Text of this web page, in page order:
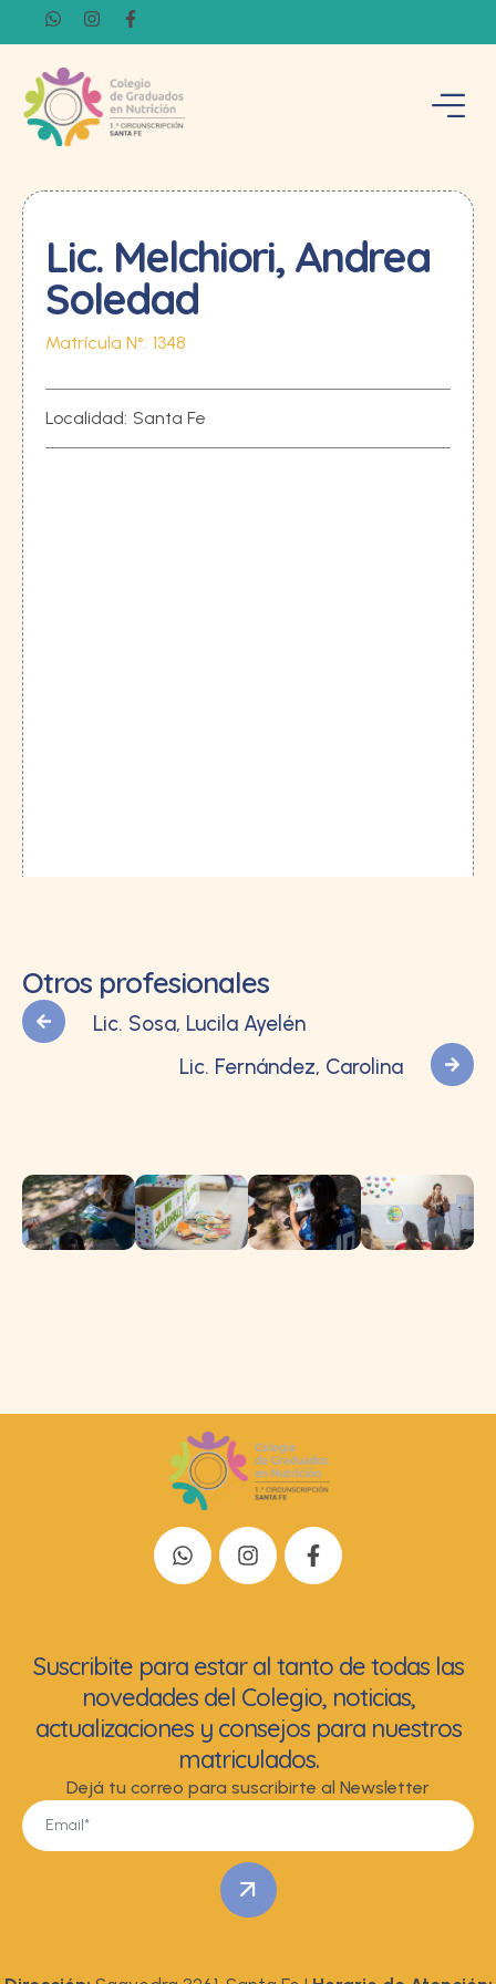
Lic. Melchiori, Andrea
Soledad
Matrícula N°: 1348
Localidad: Santa Fe
Otros profesionales
Lic. Sosa, Lucila Ayelén
Lic. Fernández, Carolina
Suscribite para estar al tanto de todas las
novedades del Colegio, noticias,
actualizaciones y consejos para nuestros
matriculados.
Dejá tu correo para suscribirte al Newsletter